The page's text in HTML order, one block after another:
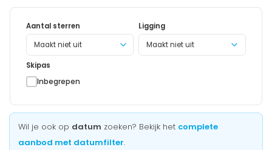
Aantal sterren
Ligging
Maakt niet uit
Skipas
Inbegrepen
Wil je ook op datum zoeken? Bekijk het complete
aanbod met datumfilter.